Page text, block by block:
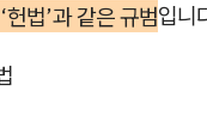
법’과 같은 규범입니